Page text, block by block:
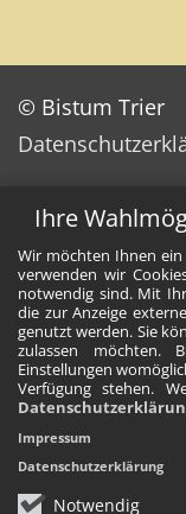
Ihre
Wir möchten Ihnen ein
verwenden wir
notwendig sind. Mit
die zur Anzeige
genutzt werden. Sie
zulassen möchten.
Einstellungen
Verfügung stehen.
Notwendig
Impressum
Datenschutzerklärung
© Bistum Trier